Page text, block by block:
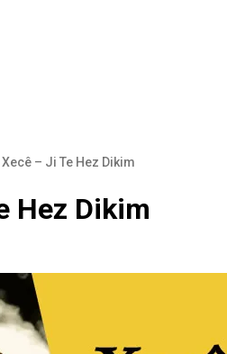
Xecê – Ji Te Hez Dikim
Hez Dikim